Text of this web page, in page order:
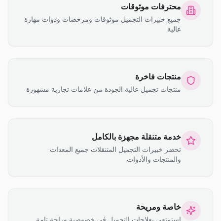
محترفات موثوقات
جميع خبيرات التجميل موثوقات ومرخصات وذوات مهارة
عالية
منتجات فاخرة
منتجات تجميل عالية الجودة من علامات تجارية مشهورة
خدمة متنقلة مجهزة بالكامل
تحضر خبيرات التجميل المتنقلات جميع المعدات
والمنتجات والأدوات
خاصة ومريحة
استمتعي بعلاجات التجميل في خصوصية وراحة تامة